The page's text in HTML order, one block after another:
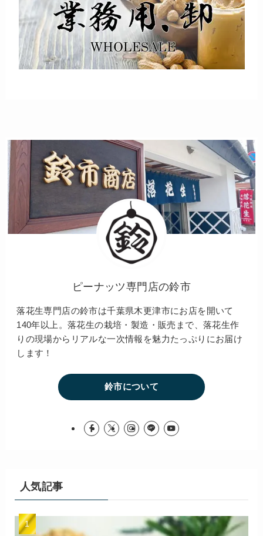
ピーナッツ専門店の鈴市
落花生専門店の鈴市は千葉県木更津市にお店を開いて
140年以上。落花生の栽培・製造・販売まで、落花生作
りの現場からリアルな一次情報を魅力たっぷりにお届け
します！
鈴市について
人気記事